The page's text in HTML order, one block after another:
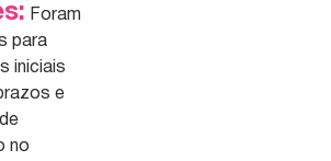
Foram
para
iniciais
e
no